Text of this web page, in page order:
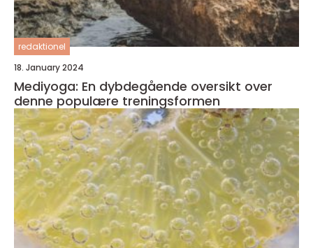
redaktionel
18. January 2024
Mediyoga: En dybdegående oversikt over
denne populære treningsformen